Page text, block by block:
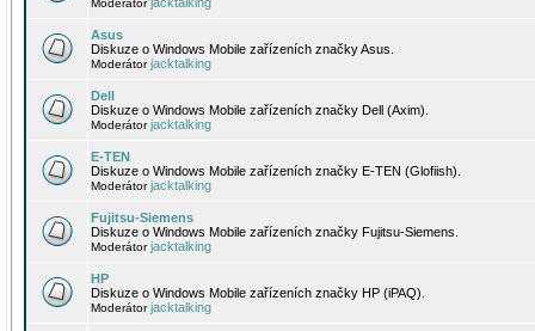
Moderátor
Asus
Diskuze o Windows Mobile zařízeních značky Asus.
Moderátorjacktalking
Dell
Diskuze o Windows Mobile zařízeních značky Dell (Axim).
Moderátorjacktalking
E-TEN
Diskuze o Windows Mobile zařízeních značky E-TEN (Glofiish).
Moderátorjacktalking
Fujitsu-Siemens
Diskuze o Windows Mobile zařízeních značky Fujitsu-Siemens.
Moderátorjacktalking
HP
Diskuze o Windows Mobile zařízeních značky HP (iPAQ).
Moderátorjacktalking